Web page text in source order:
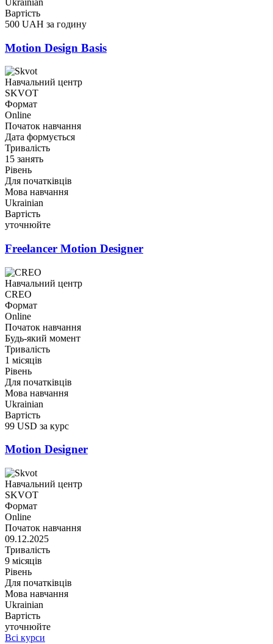
Вартість
500 UAH за годину
Motion Design Basis
Навчальний центр
SKVOT
Формат
Online
Початок навчання
Дата формується
Тривалість
15 занять
Рівень
Для початківців
Мова навчання
Ukrainian
Вартість
уточнюйте
Freelancer Motion Designer
Навчальний центр
CREO
Формат
Online
Початок навчання
Будь-який момент
Тривалість
1 місяців
Рівень
Для початківців
Мова навчання
Ukrainian
Вартість
99 USD за курс
Motion Designer
Навчальний центр
SKVOT
Формат
Online
Початок навчання
09.12.2025
Тривалість
9 місяців
Рівень
Для початківців
Мова навчання
Ukrainian
Вартість
уточнюйте
Всі курси